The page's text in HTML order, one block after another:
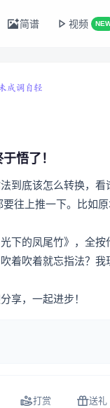
简谱 视频
悟了！
到底该怎么转换，
往上推一下。比如
下的凤尾竹》，全
着吹着就忘指法？
享，一起进步！
打赏 送礼